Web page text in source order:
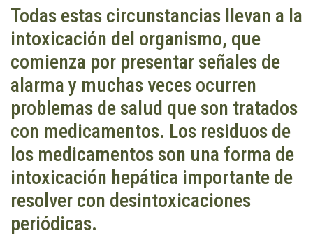
Todas estas circunstancias llevan a la
intoxicación del organismo, que
comienza por presentar señales de
alarma y muchas veces ocurren
problemas de salud que son tratados
con medicamentos. Los residuos de
los medicamentos son una forma de
intoxicación hepática importante de
resolver con desintoxicaciones
periódicas.